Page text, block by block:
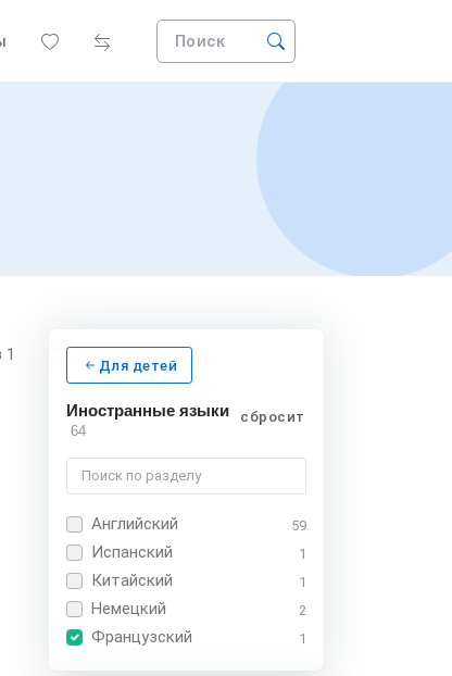
Поиск
1
Для детей
Иностранные языки
64
сбросить
Английский 59
Испанский 1
Китайский 1
Немецкий 2
Французский 1